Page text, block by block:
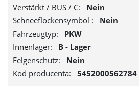
Verstärkt / BUS / C:
Nein
Schneeflockensymbol :
Nein
Fahrzeugtyp:
PKW
Innenlager:
B - Lager
Felgenschutz:
Nein
Kod producenta:
5452000562784